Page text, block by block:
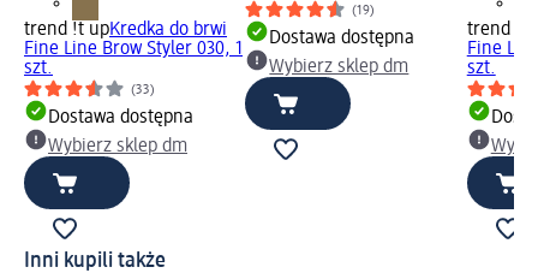
trend !t upKredka do brwi
Fine Line Brow Styler 030, 1
szt.
(33)
Dostawa dostępna
Wybierz sklep dm
(19)
Dostawa dostępna
Wybierz sklep dm
trend !t
Fine
szt.
Inni kupili także